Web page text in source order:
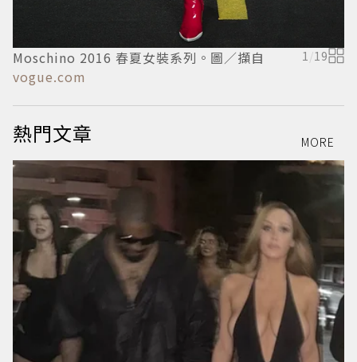
Moschino 2016 春夏女裝系列。圖／擷自
vogue.com
1/19
熱門文章 MORE